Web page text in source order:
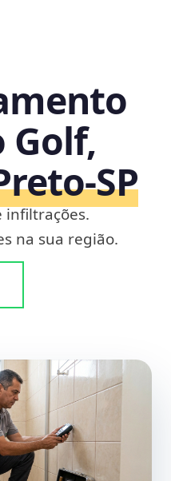
Golf,
infiltrações.
na sua região.